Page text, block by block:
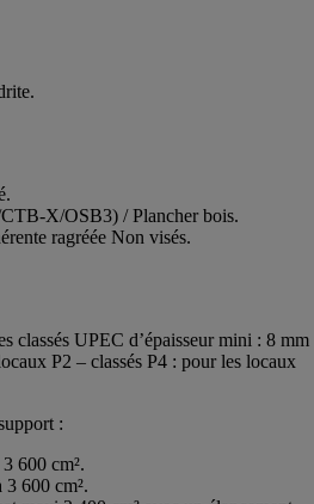
X/OSB3) / Plancher bois.
ragréée Non visés.
classés UPEC d’épaisseur mini : 8 mm
P2 – classés P4 : pour les locaux
:
600 cm².
600 cm².